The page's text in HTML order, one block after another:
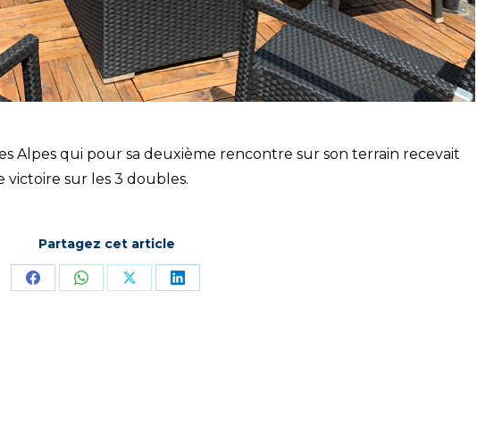
Alpes qui pour sa deuxième rencontre sur son terrain recevait
victoire sur les 3 doubles.
Partagez cet article
PartagerPartagerPartagerPartager